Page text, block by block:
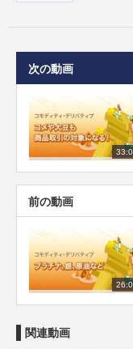
次の動画
前の動画
関連動画